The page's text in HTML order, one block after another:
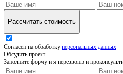
Рассчитать стоимость
Согласен на обработку персональных данных
Обсудить проект
Заполните форму и я перезвоню и